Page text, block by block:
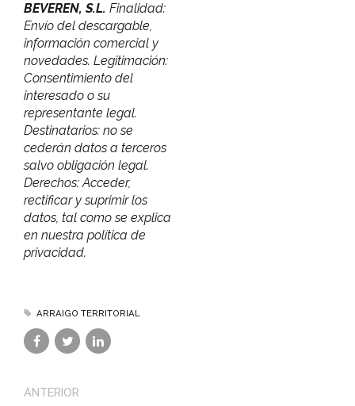
BEVEREN, S.L. Finalidad:
Envío del descargable,
información comercial y
novedades. Legitimación:
Consentimiento del
interesado o su
representante legal.
Destinatarios: no se
cederán datos a terceros
salvo obligación legal.
Derechos: Acceder,
rectificar y suprimir los
datos, tal como se explica
en nuestra política de
privacidad.
ARRAIGO TERRITORIAL
ANTERIOR